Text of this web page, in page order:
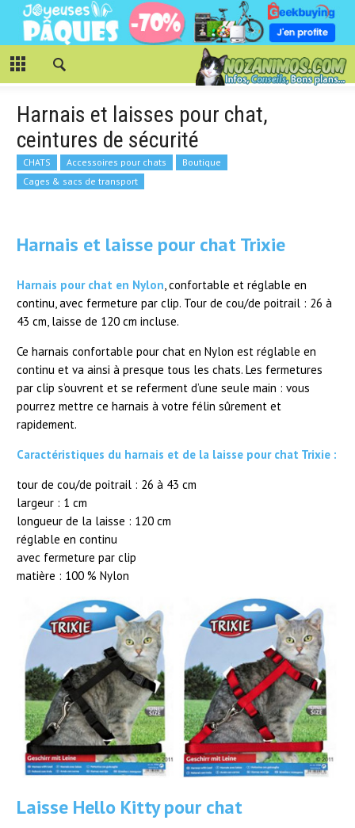
Harnais et laisses pour chat,
ceintures de sécurité
CHATS Accessoires pour chats
Boutique
Cages & sacs de transport
Harnais et laisse pour chat Trixie
Harnais pour chat en Nylon, confortable et réglable en
continu, avec fermeture par clip. Tour de cou/de poitrail : 26 à
43 cm, laisse de 120 cm incluse.
Ce harnais confortable pour chat en Nylon est réglable en
continu et va ainsi à presque tous les chats. Les fermetures
par clip s’ouvrent et se referment d’une seule main : vous
pourrez mettre ce harnais à votre félin sûrement et
rapidement.
Caractéristiques du harnais et de la laisse pour chat Trixie :
tour de cou/de poitrail : 26 à 43 cm
largeur : 1 cm
longueur de la laisse : 120 cm
réglable en continu
avec fermeture par clip
matière : 100 % Nylon
Laisse Hello Kitty pour chat